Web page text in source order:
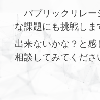
パブリックリレー
な課題にも挑戦しま
出来ないかな？と
相談してみてくださ